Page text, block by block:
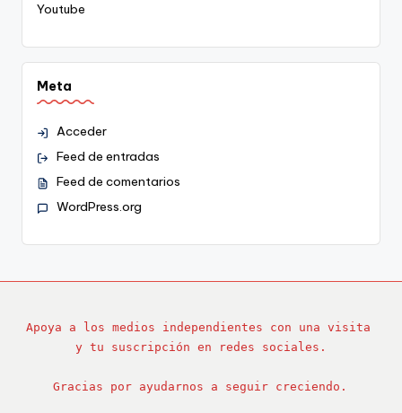
Youtube
Meta
Acceder
Feed de entradas
Feed de comentarios
WordPress.org
Apoya a los medios independientes con una visita
y tu suscripción en redes sociales.
Gracias por ayudarnos a seguir creciendo.